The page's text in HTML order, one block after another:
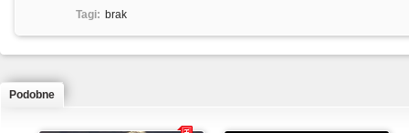
Tagi: brak
Podobne